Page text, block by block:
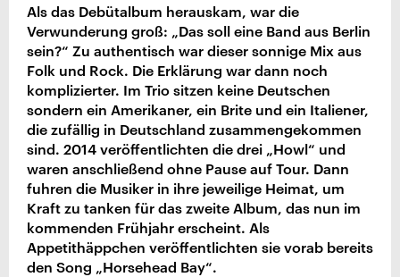
Als das Debütalbum herauskam, war die
Verwunderung groß: „Das soll eine Band aus Berlin
sein?“ Zu authentisch war dieser sonnige Mix aus
Folk und Rock. Die Erklärung war dann noch
komplizierter. Im Trio sitzen keine Deutschen
sondern ein Amerikaner, ein Brite und ein Italiener,
die zufällig in Deutschland zusammengekommen
sind. 2014 veröffentlichten die drei „Howl“ und
waren anschließend ohne Pause auf Tour. Dann
fuhren die Musiker in ihre jeweilige Heimat, um
Kraft zu tanken für das zweite Album, das nun im
kommenden Frühjahr erscheint. Als
Appetithäppchen veröffentlichten sie vorab bereits
den Song „Horsehead Bay“.